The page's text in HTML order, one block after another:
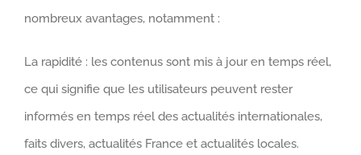
nombreux avantages, notamment :
La rapidité : les contenus sont mis à jour en temps réel,
ce qui signifie que les utilisateurs peuvent rester
informés en temps réel des actualités internationales,
faits divers, actualités France et actualités locales.